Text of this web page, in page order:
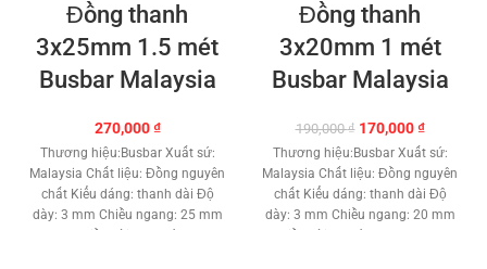
Đồng thanh
3x25mm 1.5 mét
Busbar Malaysia
270,000₫
Thương hiệu:Busbar Xuất sứ:
Malaysia Chất liệu: Đồng nguyên
chất Kiểu dáng: thanh dài Độ
dày: 3 mm Chiều ngang: 25 mm
Đồng thanh
3x20mm 1 mét
Busbar Malaysia
190,000₫ Giá
gốc
là:
190,000 ₫.
170,000₫Giá
hiện
tại
là:
170,000
Thương hiệu:Busbar Xuất sứ:
Malaysia Chất liệu: Đồng nguyên
chất Kiểu dáng: thanh dài Độ
dày: 3 mm Chiều ngang: 20 mm